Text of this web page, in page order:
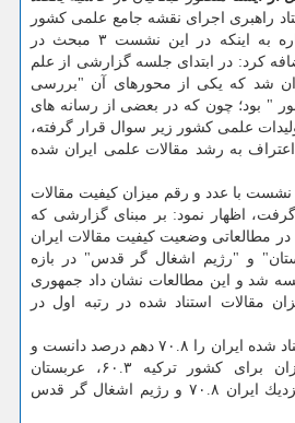
راهبری اجرای نقشه جامع علمی كشور
در جمع خبرنگاران با اشاره به اینكه در این نشست ۳ مبحث در
كرد: در ابتدای جلسه گزارشی از علم
محور عنوان شد كه یكی از محورهای آن "بررسی
" بود؛ چون كه در بعضی از رسانه های
علمی كشور زیر سوال قرار گرفته،
به رشد مقالات علمی ایران شده
نشست با عدد و رقم میزان كیفیت مقالات
اظهار نمود: بر مبنای گزارشی كه
مطالعاتی وضعیت كیفیت مقالات ایران
و "رژیم اشغال گر قدس" در بازه
۲۰۱۰ تا ۲۰۱۹ مقایسه شد و این مطالعات نشان داد جمهوری
مقالات استناد شده در رتبه اول در
كبگانیان درصد مقالات استناد شده ایران را ۷۰.۸ دهم درصد دانست و
خاطرنشان كرد: این میزان برای كشور تركیه ۶۰.۳، عربستان
سعودی كمی پایین تر و نزدیك ایران ۷۰.۸ و رژیم اشغال گر قدس